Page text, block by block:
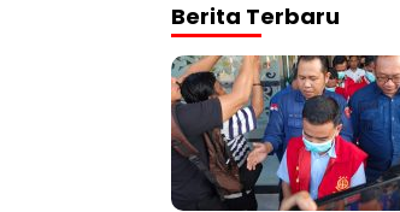
Berita Terbaru